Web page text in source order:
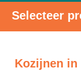
Selecteer
Kozijnen in